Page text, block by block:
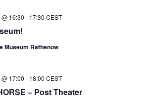
16:30 - 17:30 CEST
Museum Rathenow
– Post Theater
17:00 - 18:00 CEST